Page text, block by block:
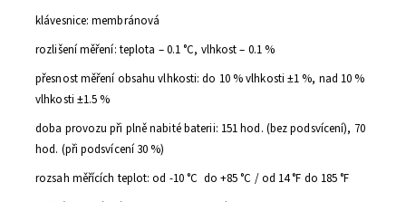
klávesnice: membránová
rozlišení měření: teplota – 0.1 °C, vlhkost – 0.1 %
přesnost měření obsahu vlhkosti: do 10 % vlhkosti ±1 %, nad 10 %
vlhkosti ±1.5 %
doba provozu při plně nabité baterii: 151 hod. (bez podsvícení), 70
hod. (při podsvícení 30 %)
rozsah měřících teplot: od -10 °C do +85 °C / od 14 °F do 185 °F